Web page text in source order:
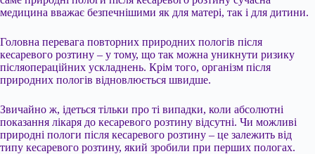
медицина вважає безпечнішими як для матері, так і для дитини.
Головна перевага повторних природних пологів після
кесаревого розтину – у тому, що так можна уникнути ризику
післяопераційних ускладнень. Крім того, організм після
природних пологів відновлюється швидше.
Звичайно ж, ідеться тільки про ті випадки, коли абсолютні
показання лікаря до кесаревого розтину відсутні. Чи можливі
природні пологи після кесаревого розтину – це залежить від
типу кесаревого розтину, який зробили при перших пологах.